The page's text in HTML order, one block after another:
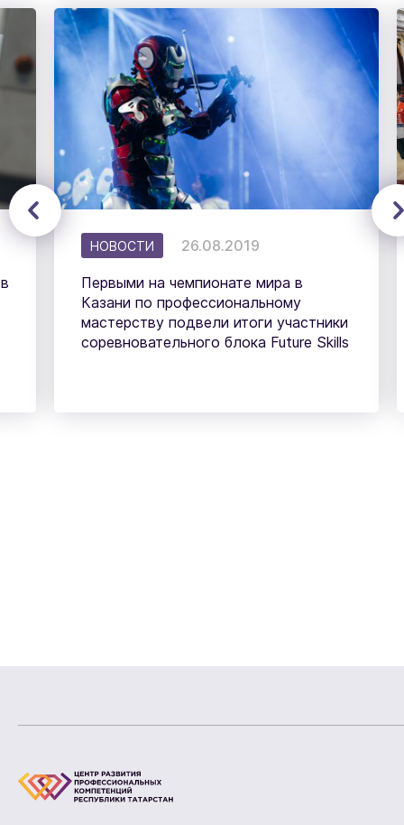
НОВОСТИ 26.08.2019
Первыми на чемпионате мира в
Казани по профессиональному
мастерству подвели итоги участники
соревновательного блока Future Skills